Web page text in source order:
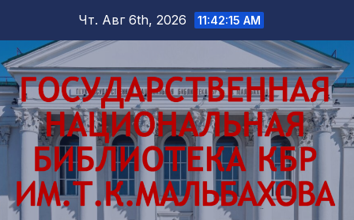
содержимому
Чт. Авг 6th, 2026 11:42:16 AM